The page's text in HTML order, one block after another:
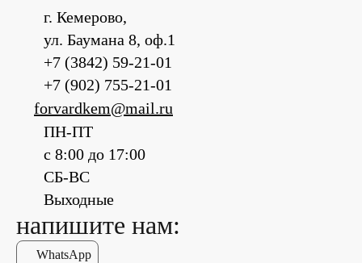
г. Кемерово,
ул. Баумана 8, оф.1
+7 (3842) 59-21-01
+7 (902) 755-21-01
forvardkem@mail.ru
ПН-ПТ
с 8:00 до 17:00
СБ-ВС
Выходные
напишите нам:
WhatsApp